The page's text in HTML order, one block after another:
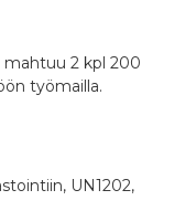
mahtuu 2 kpl 200
työmailla.
UN1202,